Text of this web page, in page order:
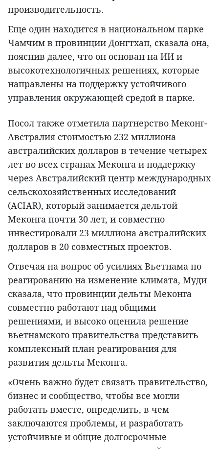
производительность.
Еще один находится в национальном парке
Чамчим в провинции Донгтхап, сказала она,
пояснив далее, что он основан на ИИ и
высокотехнологичных решениях, которые
направлены на поддержку устойчивого
управления окружающей средой в парке.
Посол также отметила партнерство Меконг-
Австралия стоимостью 232 миллиона
австралийских долларов в течение четырех
лет во всех странах Меконга и поддержку
через Австралийский центр международных
сельскохозяйственных исследований
(ACIAR), который занимается дельтой
Меконга почти 30 лет, и совместно
инвестировали 23 миллиона австралийских
долларов в 20 совместных проектов.
Отвечая на вопрос об усилиях Вьетнама по
реагированию на изменение климата, Муди
сказала, что провинции дельты Меконга
совместно работают над общими
решениями, и высоко оценила решение
вьетнамского правительства представить
комплексный план реагирования для
развития дельты Меконга.
«Очень важно будет связать правительство,
бизнес и сообщество, чтобы все могли
работать вместе, определить, в чем
заключаются проблемы, и разработать
устойчивые и общие долгосрочные